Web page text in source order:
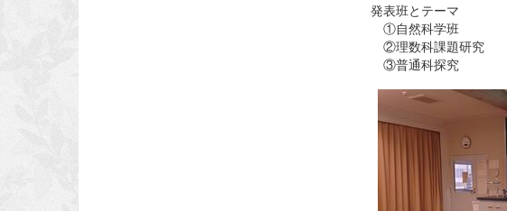
発表班とテーマ
①自然科学班 炭
②理数科課題研究
③普通科探究 ＮＥ